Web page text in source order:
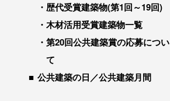
歴代受賞建築物(第1回～19回)
木材活用受賞建築物一覧
第20回公共建築賞の応募につい
て
公共建築の日／公共建築月間